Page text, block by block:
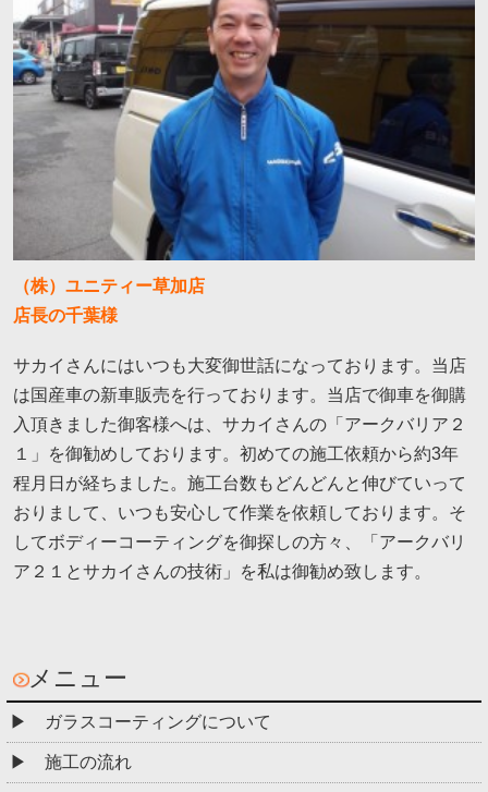
（株）ユニティー草加店
店長の千葉様
サカイさんにはいつも大変御世話になっております。当店
は国産車の新車販売を行っております。当店で御車を御購
入頂きました御客様へは、サカイさんの「アークバリア２
１」を御勧めしております。初めての施工依頼から約3年
程月日が経ちました。施工台数もどんどんと伸びていって
おりまして、いつも安心して作業を依頼しております。そ
してボディーコーティングを御探しの方々、「アークバリ
ア２１とサカイさんの技術」を私は御勧め致します。
メニュー
ガラスコーティングについて
施工の流れ